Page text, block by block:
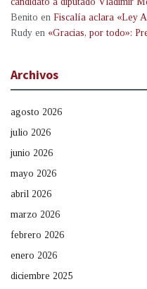
Benito en Fiscalía aclara «Ley
Rudy en «Gracias, por todo»:
Archivos
agosto 2026
julio 2026
junio 2026
mayo 2026
abril 2026
marzo 2026
febrero 2026
enero 2026
diciembre 2025